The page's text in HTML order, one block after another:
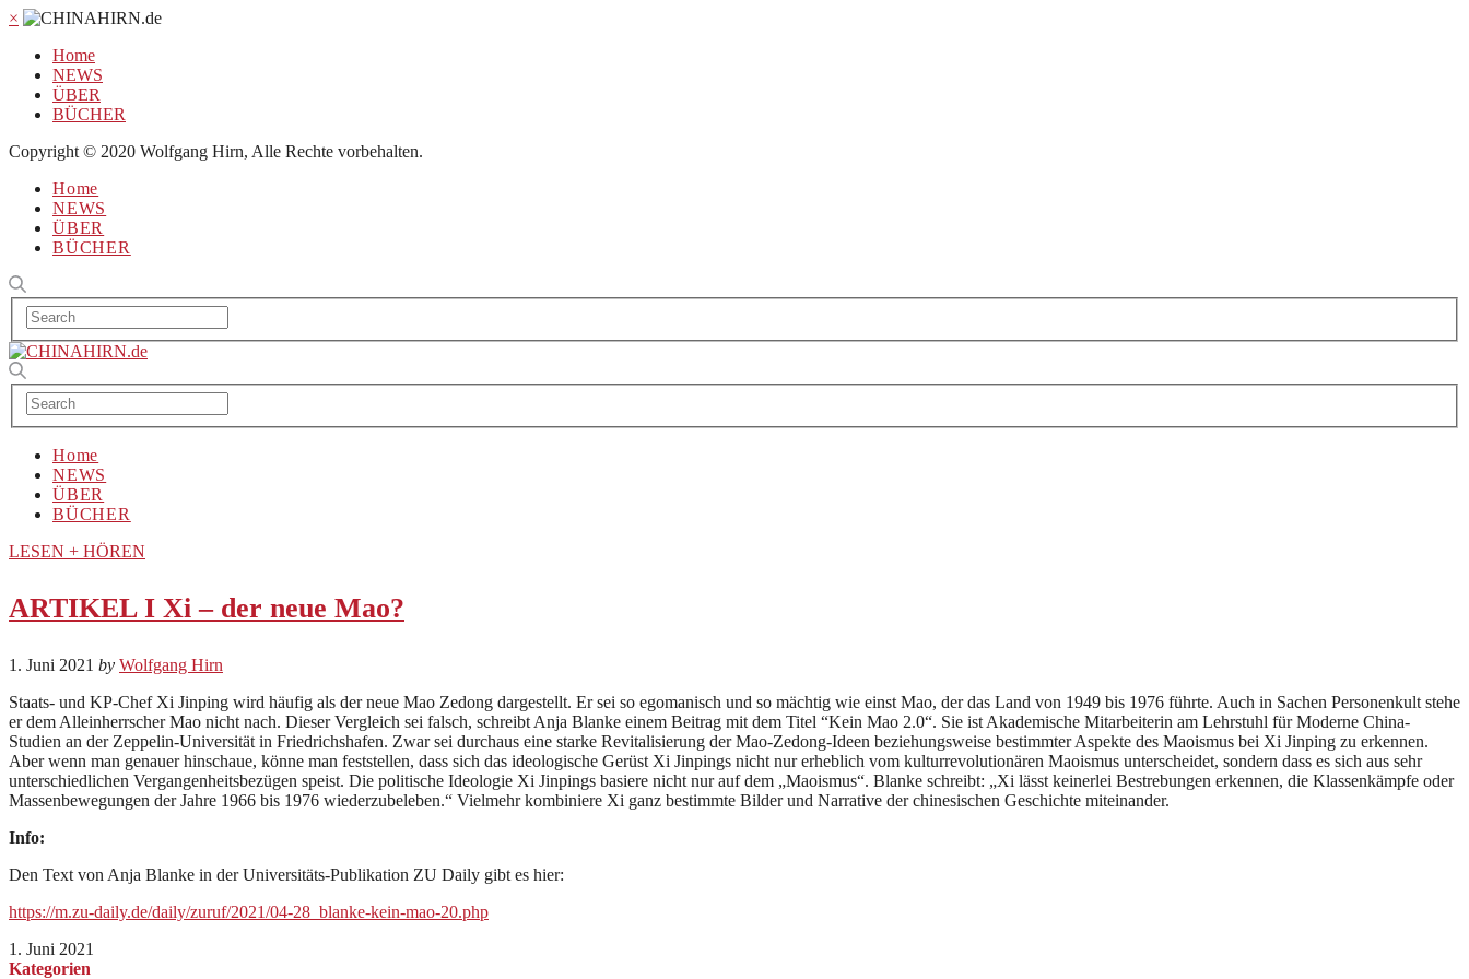
×
Home
NEWS
ÜBER
BÜCHER
Copyright © 2020 Wolfgang Hirn, Alle Rechte vorbehalten.
Home
NEWS
ÜBER
BÜCHER
Home
NEWS
ÜBER
BÜCHER
LESEN + HÖREN
ARTIKEL I Xi – der neue Mao?
1. Juni 2021 by Wolfgang Hirn
Staats- und KP-Chef Xi Jinping wird häufig als der neue Mao Zedong dargestellt. Er sei so egomanisch und so mächtig wie einst Mao, der das Land von 1949 bis 1976 führte. Auch in Sachen Personenkult stehe
er dem Alleinherrscher Mao nicht nach. Dieser Vergleich sei falsch, schreibt Anja Blanke einem Beitrag mit dem Titel “Kein Mao 2.0“. Sie ist Akademische Mitarbeiterin am Lehrstuhl für Moderne China-
Studien an der Zeppelin-Universität in Friedrichshafen. Zwar sei durchaus eine starke Revitalisierung der Mao-Zedong-Ideen beziehungsweise bestimmter Aspekte des Maoismus bei Xi Jinping zu erkennen.
Aber wenn man genauer hinschaue, könne man feststellen, dass sich das ideologische Gerüst Xi Jinpings nicht nur erheblich vom kulturrevolutionären Maoismus unterscheidet, sondern dass es sich aus sehr
unterschiedlichen Vergangenheitsbezügen speist. Die politische Ideologie Xi Jinpings basiere nicht nur auf dem „Maoismus“. Blanke schreibt: „Xi lässt keinerlei Bestrebungen erkennen, die Klassenkämpfe oder
Massenbewegungen der Jahre 1966 bis 1976 wiederzubeleben.“ Vielmehr kombiniere Xi ganz bestimmte Bilder und Narrative der chinesischen Geschichte miteinander.
Info:
Den Text von Anja Blanke in der Universitäts-Publikation ZU Daily gibt es hier:
https://m.zu-daily.de/daily/zuruf/2021/04-28_blanke-kein-mao-20.php
1. Juni 2021
Kategorien